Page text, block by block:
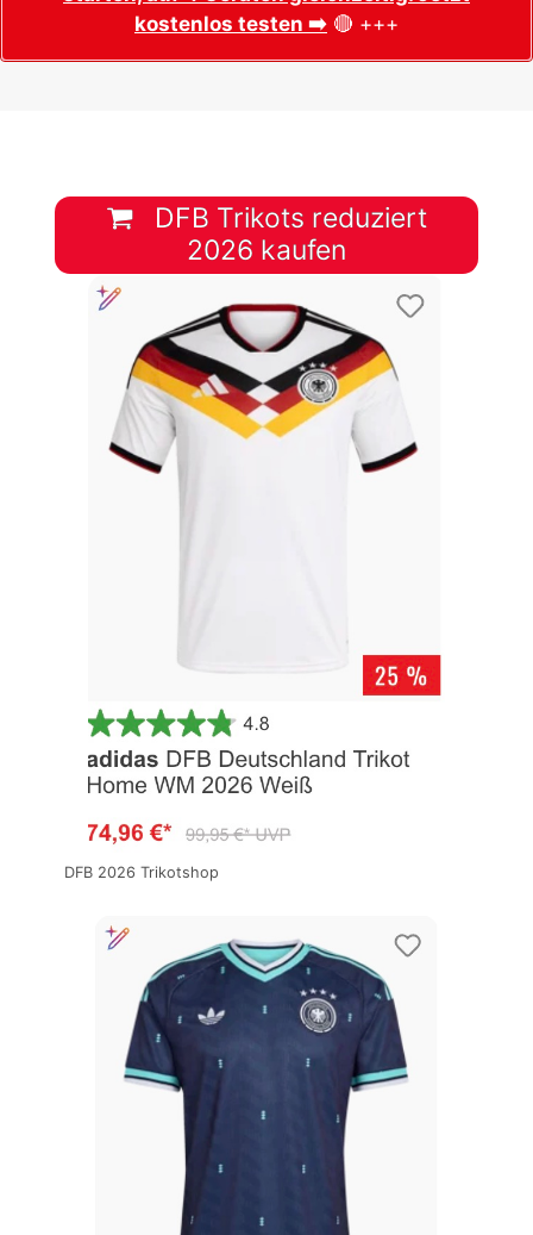
kostenlos testen ➡️ 🔴 +++
DFB Trikots reduziert
2026 kaufen
DFB 2026 Trikotshop